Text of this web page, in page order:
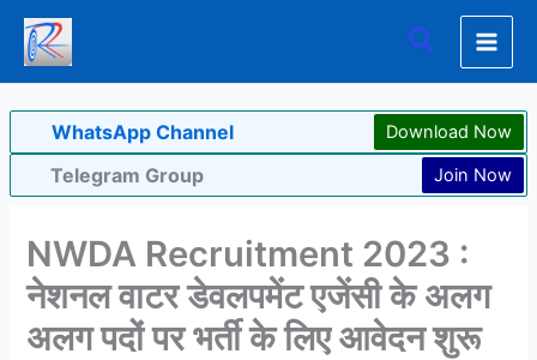
Skip
content
Search
WhatsApp Channel Download Now
Telegram Group Join Now
NWDA Recruitment 2023 :
नेशनल वाटर डेवलपमेंट एजेंसी के अलग
अलग पदों पर भर्ती के लिए आवेदन शुरू